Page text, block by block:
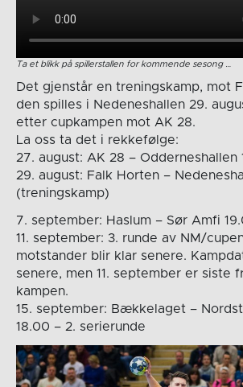
Ta et blikk på spillerstallen for kommende sesong …
Det gjenstår en treningskamp, mot
den spilles i Nedeneshallen 29.
etter cupkampen mot AK 28.
La oss ta det i rekkefølge:
27. august: AK 28 – Odderneshallen
29. august: Falk Horten –
(treningskamp)
7. september: Haslum – Sør Amfi
11. september: 3. runde av NM/
motstander blir klar senere.
senere, men 11. september er siste
kampen.
15. september: Bækkelaget –
18.00 – 2. serierunde